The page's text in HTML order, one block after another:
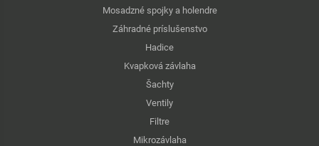
Mosadzné spojky a holendre
Záhradné príslušenstvo
Hadice
Kvapková závlaha
Šachty
Ventily
Filtre
Mikrozávlaha